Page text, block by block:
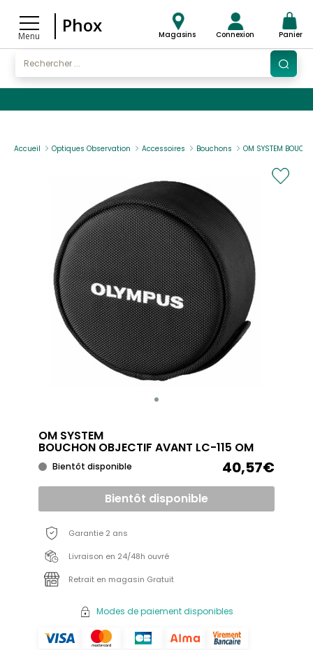
Menu
Phox Magasins Connexion Panier
Accueil Optiques Observation Accessoires Bouchons OM SYSTEM
OM SYSTEM
BOUCHON OBJECTIF AVANT LC-115 OM
Bientôt disponible 40,57€
Bientôt disponible
Garantie 2 ans
Livraison en 24/48h ouvré
Retrait en magasin Gratuit
Modes de paiement disponibles